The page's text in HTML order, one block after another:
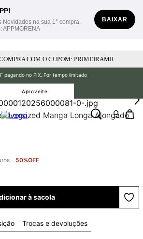
Novidades na sua 1° compra.
APPMORENA
BAIXAR
COM O CUPOM: PRIMEIRAMR
pagando no PIX. Por tempo limitado
Aproveite
Oversized Manga Longa Alongado
50%OFF
à sacola
Trocas e devoluções